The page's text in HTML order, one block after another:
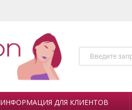
ИНФОРМАЦИЯ ДЛЯ КЛИЕНТОВ